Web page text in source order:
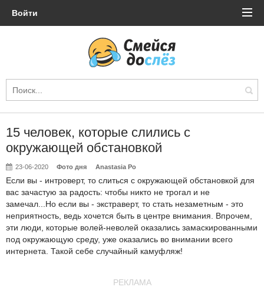
Войти
15 человек, которые слились с
окружающей обстановкой
23-06-2020 Фото дня Anastasia Po
Если вы - интроверт, то слиться с окружающей обстановкой для
вас зачастую за радость: чтобы никто не трогал и не
замечал...Но если вы - экстраверт, то стать незаметным - это
неприятность, ведь хочется быть в центре внимания. Впрочем,
эти люди, которые волей-неволей оказались замаскированными
под окружающую среду, уже оказались во внимании всего
интернета. Такой себе случайный камуфляж!
РЕКЛАМА